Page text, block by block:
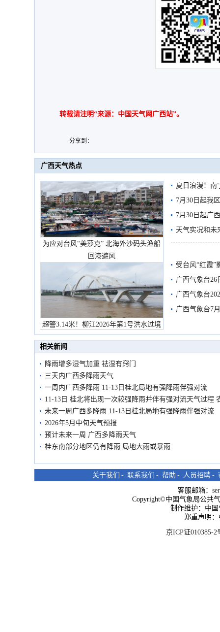
转载请注明“来源：中国天气网广西站”。
分享到：
广西天气热点
为应对台风“美莎克” 北海外沙码头渔船
回港避风
超警3.14米！柳江2026年第1号洪水过境
市民在堤岸见证汛况
夏日浪漫！南
7月30日起我
7月30日起广
天气实况和未
受台风“红霞”
有较强降雨
广西气象台26
广西气象台
预警
广西气象台7
相关新闻
降雨增多湿气加重 祛湿有窍门
三天内广西多降雨天气
一周内广西多降雨 11-13日桂北局地有强降雨伴强对流
11-13日 桂北将出现一次较强降雨并伴有强对流天气过程
未来一周广西多降雨 11-13日桂北局地有强降雨伴强对流
2026年5月中旬天气预报
预计未来一周 广西多降雨天气
桂东南部分地区仍有降雨 局地大雨或暴雨
关于我们 - 联系我们 - 帮助 - 人员招聘 -
客服邮箱：
Copyright©中国气象局公共
制作维护：中
郑重声明
京ICP证010385-2